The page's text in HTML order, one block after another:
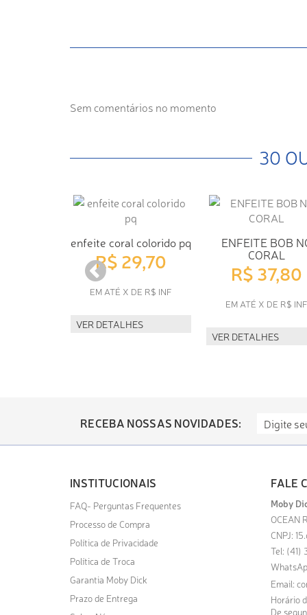
Sem comentários no momento
30
enfeite coral colorido pq
R$ 29,70
EM ATÉ X DE R$ INF
VER DETALHES
ENFEITE BOB
CORAL
R$ 37,80
EM ATÉ X DE R$ INF
VER DETALHES
RECEBA NOSSAS NOVIDADES:
INSTITUCIONAIS
FAQ- Perguntas Frequentes
Processo de Compra
Política de Privacidade
Política de Troca
Garantia Moby Dick
Prazo de Entrega
FALE
Moby
OCEAN
CNPJ:
Tel:
Email:
Horário
De